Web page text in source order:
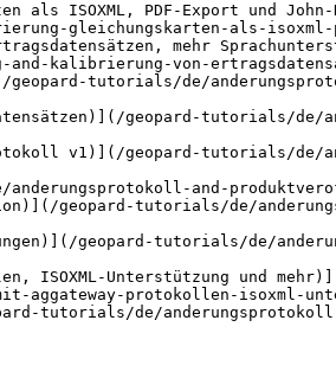
als ISOXML, PDF-Export und
gleichungskarten-als-
mehr
kalibrierung-von-
geopard-tutorials/de/
geopard-tutorials/
v1)](/geopard-tutorials/de/
and-
geopard-tutorials/de/
geopard-tutorials/de/
ISOXML-Unterstützung und
protokollen-isoxml-
tutorials/de/